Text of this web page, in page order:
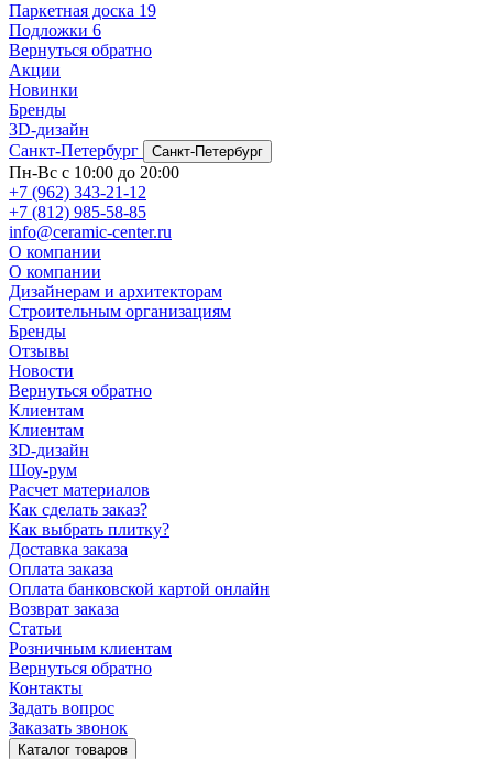
Паркетная доска 19
Подложки 6
Вернуться обратно
Акции
Новинки
Бренды
3D-дизайн
Санкт-Петербург
Санкт-Петербург
Пн-Вс с 10:00 до 20:00
+7 (962) 343-21-12
+7 (812) 985-58-85
info@ceramic-center.ru
О компании
О компании
Дизайнерам и архитекторам
Строительным организациям
Бренды
Отзывы
Новости
Вернуться обратно
Клиентам
Клиентам
3D-дизайн
Шоу-рум
Расчет материалов
Как сделать заказ?
Как выбрать плитку?
Доставка заказа
Оплата заказа
Оплата банковской картой онлайн
Возврат заказа
Статьи
Розничным клиентам
Вернуться обратно
Контакты
Задать вопрос
Заказать звонок
Каталог товаров